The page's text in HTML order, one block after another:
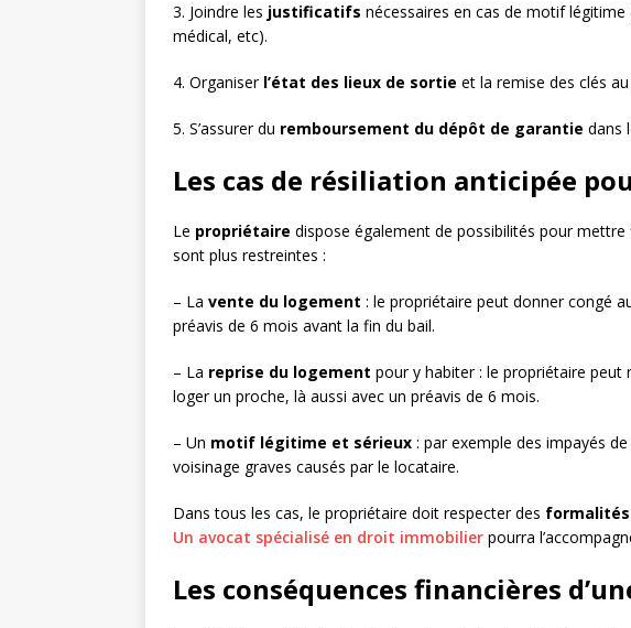
3. Joindre les justificatifs nécessaires en cas de motif
médical, etc).
4. Organiser l’état des lieux de sortie et la remise des clés
5. S’assurer du remboursement du dépôt de garantie dans
Les cas de résiliation anticipée
Le propriétaire dispose également de possibilités pour
sont plus restreintes :
– La vente du logement : le propriétaire peut donner congé
préavis de 6 mois avant la fin du bail.
– La reprise du logement pour y habiter : le propriétaire
loger un proche, là aussi avec un préavis de 6 mois.
– Un motif légitime et sérieux : par exemple des impayés
voisinage graves causés par le locataire.
Dans tous les cas, le propriétaire doit respecter des
Un avocat spécialisé en droit immobilier pourra
Les conséquences financières